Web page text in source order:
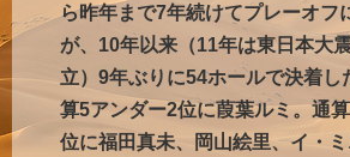
ら昨年まで7年続けてプレーオフ
が、10年以来（11年は東日本大
立）9年ぶりに54ホールで決着し
算5アンダー2位に葭葉ルミ。通
位に福田真未、岡山絵里、イ・